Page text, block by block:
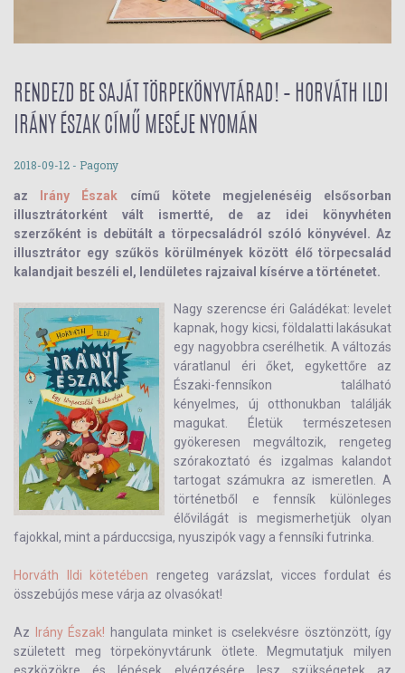
RENDEZD BE SAJÁT TÖRPEKÖNYVTÁRAD! – HORVÁTH ILDI
IRÁNY ÉSZAK CÍMŰ MESÉJE NYOMÁN
2018-09-12 - Pagony
az Irány Észak című kötete megjelenéséig elsősorban
illusztrátorként vált ismertté, de az idei könyvhéten
szerzőként is debütált a törpecsaládról szóló könyvével. Az
illusztrátor egy szűkös körülmények között élő törpecsalád
kalandjait beszéli el, lendületes rajzaival kísérve a történetet.
Nagy szerencse éri Galádékat: levelet
kapnak, hogy kicsi, földalatti lakásukat
egy nagyobbra cserélhetik. A változás
váratlanul éri őket, egykettőre az
Északi-fennsíkon található
kényelmes, új otthonukban találják
magukat. Életük természetesen
gyökeresen megváltozik, rengeteg
szórakoztató és izgalmas kalandot
tartogat számukra az ismeretlen. A
történetből e fennsík különleges
élővilágát is megismerhetjük olyan
fajokkal, mint a párduccsiga, nyuszipók vagy a fennsíki futrinka.
Horváth Ildi kötetében rengeteg varázslat, vicces fordulat és
összebújós mese várja az olvasókat!
Az Irány Észak! hangulata minket is cselekvésre ösztönzött, így
született meg törpekönyvtárunk ötlete. Megmutatjuk milyen